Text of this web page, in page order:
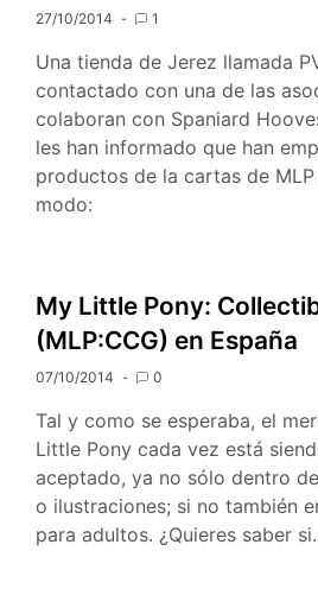
27/10/2014 1
Una tienda de Jerez llamada
contactado con una de las
colaboran con Spaniard
les han informado que han
productos de la cartas de
modo:
My Little Pony:
(MLP:CCG) en España
07/10/2014 0
Tal y como se esperaba, el
Little Pony cada vez está
aceptado, ya no sólo dentro
o ilustraciones; si no también
para adultos. ¿Quieres saber